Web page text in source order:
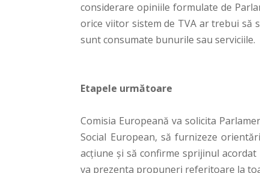
considerare opiniile formulate de
orice viitor sistem de TVA ar trebui să
sunt consumate bunurile sau serviciile.
Etapele următoare
Comisia Europeană va solicita
Social European, să furnizeze
acțiune și să confirme sprijinul
va prezenta propuneri referitoare la